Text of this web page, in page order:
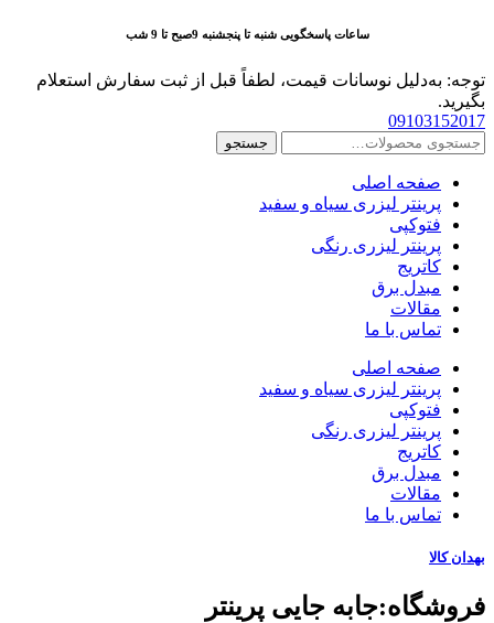
محتوا
ساعات پاسخگویی شنبه تا پنجشنبه 9صبح تا 9 شب
توجه: به‌دلیل نوسانات قیمت، لطفاً قبل از ثبت سفارش استعلام
بگیرید.
09103152017
جستجو
جستجو
صفحه اصلی
پرینتر لیزری سیاه و سفید
فتوکپی
پرینتر لیزری رنگی
کاتریج
مبدل برق
مقالات
تماس با ما
صفحه اصلی
پرینتر لیزری سیاه و سفید
فتوکپی
پرینتر لیزری رنگی
کاتریج
مبدل برق
مقالات
تماس با ما
بهدان کالا
فروشگاه:جابه جایی پرینتر